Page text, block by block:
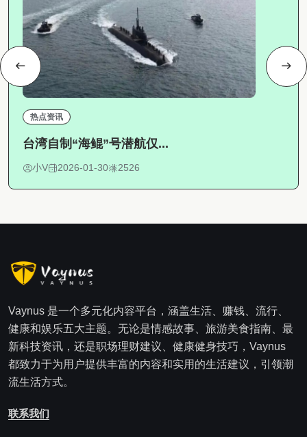
热点资讯
台湾自制“海鲲”号潜航仅...
小V 2026-01-30 2526
Vaynus 是一个多元化内容平台，涵盖生活、赚钱、流行、
健康和娱乐五大主题。无论是情感故事、旅游美食指南、最
新科技资讯，还是职场理财建议、健康健身技巧，Vaynus
都致力于为用户提供丰富的内容和实用的生活建议，引领潮
流生活方式。
联系我们